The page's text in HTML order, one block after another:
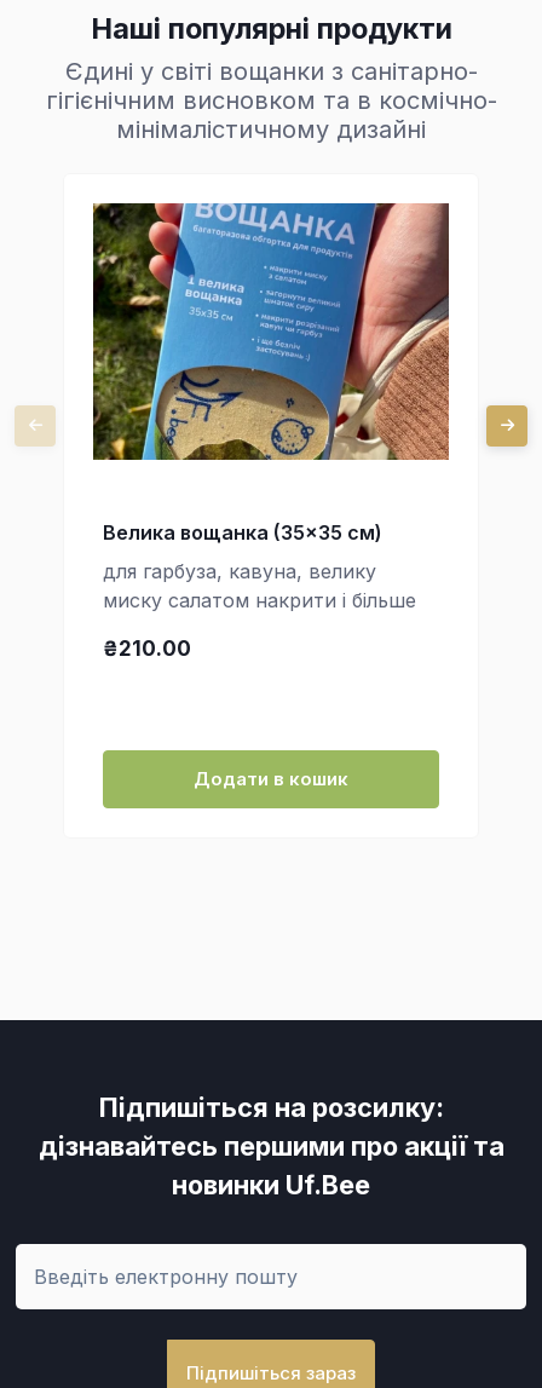
Наші популярні продукти
Єдині у світі вощанки з санітарно-
гігієнічним висновком та в космічно-
мінімалістичному дизайні
Велика вощанка (35x35 см)
для гарбуза, кавуна, велику
миску салатом накрити і більше
₴210.00
Додати в кошик
Підпишіться на розсилку:
дізнавайтесь першими про акції та
новинки Uf.Bee
Підпишіться зараз